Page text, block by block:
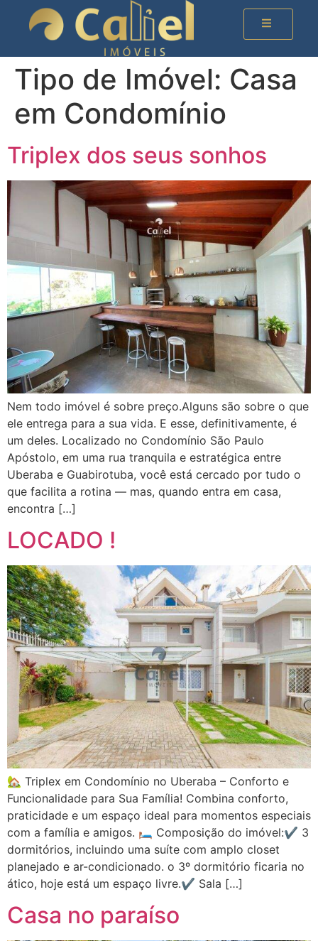
Tipo de Imóvel: Casa
em Condomínio
Triplex dos seus sonhos
Nem todo imóvel é sobre preço.Alguns são sobre o que
ele entrega para a sua vida. E esse, definitivamente, é
um deles. Localizado no Condomínio São Paulo
Apóstolo, em uma rua tranquila e estratégica entre
Uberaba e Guabirotuba, você está cercado por tudo o
que facilita a rotina — mas, quando entra em casa,
encontra […]
LOCADO !
🏡 Triplex em Condomínio no Uberaba – Conforto e
Funcionalidade para Sua Família! Combina conforto,
praticidade e um espaço ideal para momentos especiais
com a família e amigos. 🛏 Composição do imóvel:✔ 3
dormitórios, incluindo uma suíte com amplo closet
planejado e ar-condicionado. o 3º dormitório ficaria no
ático, hoje está um espaço livre.✔ Sala […]
Casa no paraíso